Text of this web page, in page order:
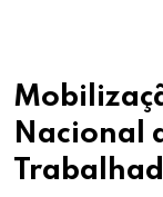
Nacional